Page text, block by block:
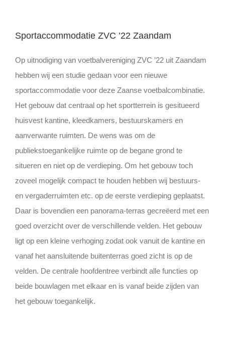
Sportaccommodatie ZVC ’22 Zaandam
Op uitnodiging van voetbalvereniging ZVC ’22 uit Zaandam
hebben wij een studie gedaan voor een nieuwe
sportaccommodatie voor deze Zaanse voetbalcombinatie.
Het gebouw dat centraal op het sportterrein is gesitueerd
huisvest kantine, kleedkamers, bestuurskamers en
aanverwante ruimten. De wens was om de
publiekstoegankelijke ruimte op de begane grond te
situeren en niet op de verdieping. Om het gebouw toch
zoveel mogelijk compact te houden hebben wij bestuurs-
en vergaderruimten etc. op de eerste verdieping geplaatst.
Daar is bovendien een panorama-terras gecreëerd met een
goed overzicht over de verschillende velden. Het gebouw
ligt op een kleine verhoging zodat ook vanuit de kantine en
vanaf het aansluitende buitenterras goed zicht is op de
velden. De centrale hoofdentree verbindt alle functies op
beide bouwlagen met elkaar en is vanaf beide zijden van
het gebouw toegankelijk.